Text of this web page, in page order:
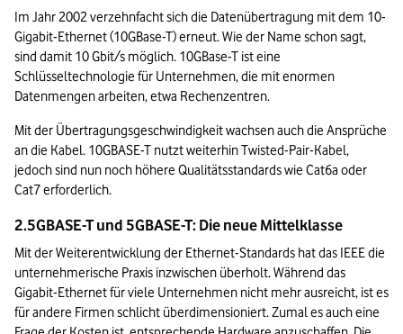
Im Jahr 2002 verzehnfacht sich die Datenübertragung mit dem 10-
Gigabit-Ethernet (10GBase-T) erneut. Wie der Name schon sagt,
sind damit 10 Gbit/s möglich. 10GBase-T ist eine
Schlüsseltechnologie für Unternehmen, die mit enormen
Datenmengen arbeiten, etwa Rechenzentren.
Mit der Übertragungsgeschwindigkeit wachsen auch die Ansprüche
an die Kabel. 10GBASE-T nutzt weiterhin Twisted-Pair-Kabel,
jedoch sind nun noch höhere Qualitätsstandards wie Cat6a oder
Cat7 erforderlich.
2.5GBASE-T und 5GBASE-T: Die neue Mittelklasse
Mit der Weiterentwicklung der Ethernet-Standards hat das IEEE die
unternehmerische Praxis inzwischen überholt. Während das
Gigabit-Ethernet für viele Unternehmen nicht mehr ausreicht, ist es
für andere Firmen schlicht überdimensioniert. Zumal es auch eine